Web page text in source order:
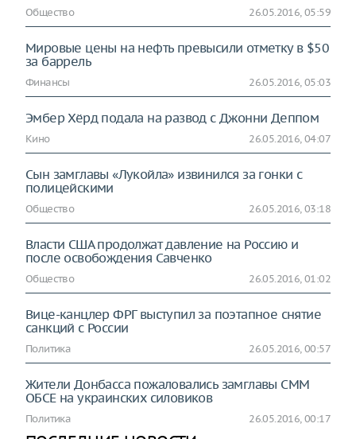
Общество 26.05.2016, 05:59
Мировые цены на нефть превысили отметку в $50
за баррель
Финансы 26.05.2016, 05:03
Эмбер Хёрд подала на развод с Джонни Деппом
Кино 26.05.2016, 04:07
Сын замглавы «Лукойла» извинился за гонки с
полицейскими
Общество 26.05.2016, 03:18
Власти США продолжат давление на Россию и
после освобождения Савченко
Общество 26.05.2016, 01:02
Вице-канцлер ФРГ выступил за поэтапное снятие
санкций с России
Политика 26.05.2016, 00:57
Жители Донбасса пожаловались замглавы СММ
ОБСЕ на украинских силовиков
Политика 26.05.2016, 00:17